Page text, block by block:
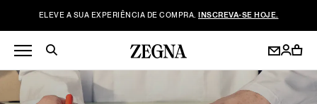
ELEVE A SUA EXPERIÊNCIA DE COMPRA. INSCREVA-SE HOJE.